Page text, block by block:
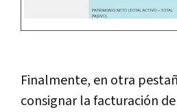
Finalmente, en otra
consignar la facturación